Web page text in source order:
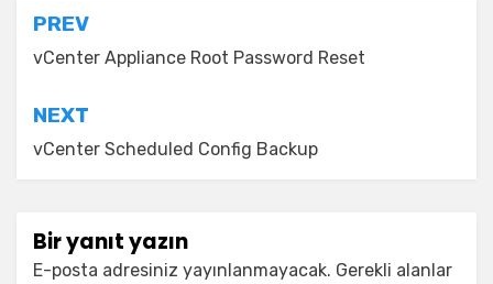
Yazı
gezinmesi
PREV
vCenter Appliance Root Password Reset
NEXT
vCenter Scheduled Config Backup
Bir yanıt yazın
E-posta adresiniz yayınlanmayacak. Gerekli alanlar